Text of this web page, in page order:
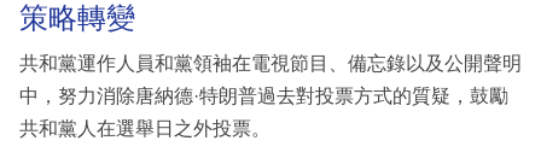
策略轉變
共和黨運作人員和黨領袖在電視節目、備忘錄以及公開聲明
中，努力消除唐納德·特朗普過去對投票方式的質疑，鼓勵
共和黨人在選舉日之外投票。